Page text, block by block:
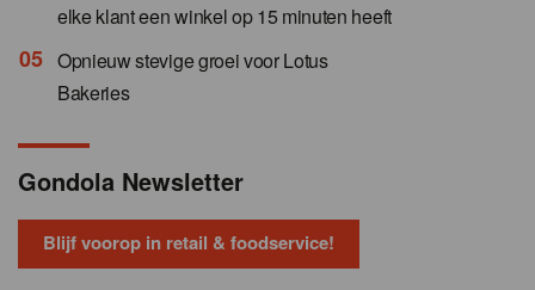
elke klant een winkel op 15 minuten heeft
Opnieuw stevige groei voor Lotus
Bakeries
Gondola Newsletter
Blijf voorop in retail & foodservice!